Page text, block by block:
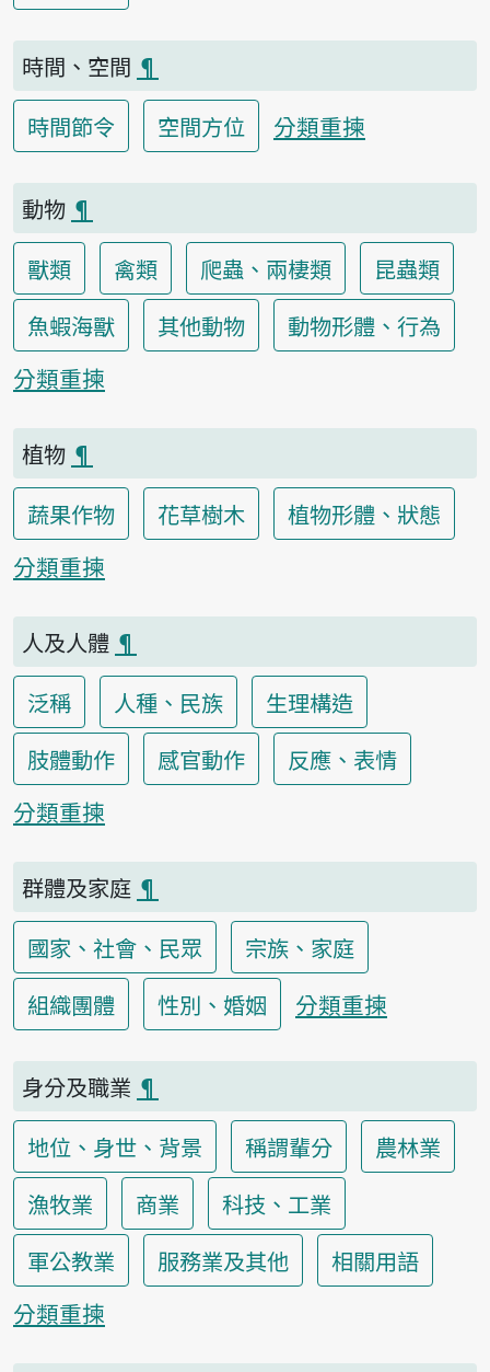
時間、空間 ¶
時間節令
空間方位 分類重揀
動物 ¶
獸類
禽類 爬蟲、兩棲類
昆蟲類
魚蝦海獸
其他動物
動物形體、行為
分類重揀
植物 ¶
蔬果作物
花草樹木
植物形體、狀態
分類重揀
人及人體 ¶
泛稱
人種、民族
生理構造
肢體動作
感官動作
反應、表情
分類重揀
群體及家庭 ¶
國家、社會、民眾
宗族、家庭
組織團體
性別、婚姻 分類重揀
身分及職業 ¶
地位、身世、背景
稱謂輩分
農林業
漁牧業
商業
科技、工業
軍公教業
服務業及其他
相關用語
分類重揀